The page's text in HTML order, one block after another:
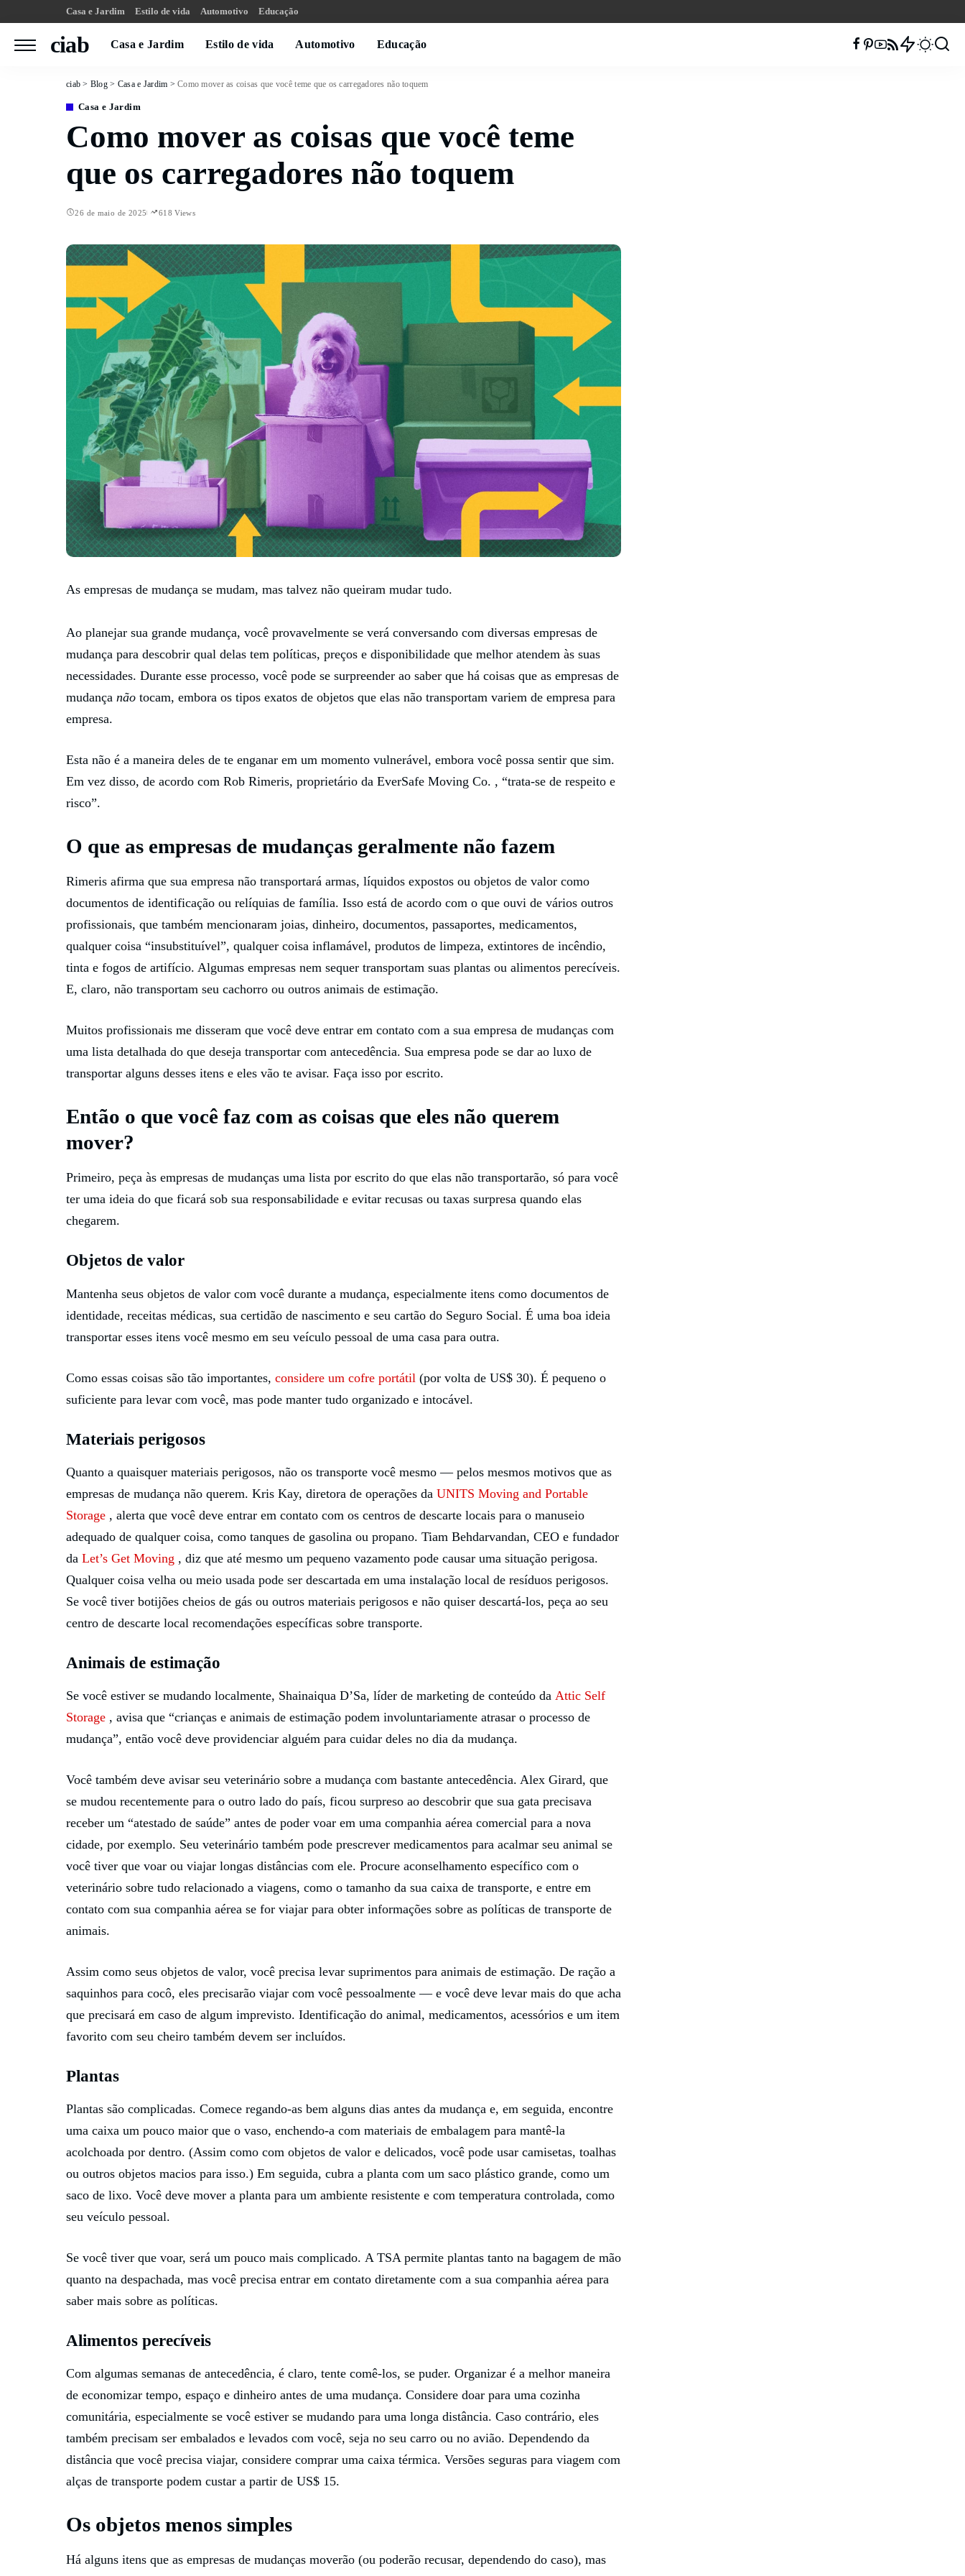
Casa e Jardim Estilo de vida Automotivo Educação
ciab Casa e Jardim Estilo de vida Automotivo Educação
ciab > Blog > Casa e Jardim >Como mover as coisas que você teme que os carregadores não toquem
Casa e Jardim
Como mover as coisas que você teme
que os carregadores não toquem
26 de maio de 2025 618 Views
As empresas de mudança se mudam, mas talvez não queiram mudar tudo.
Ao planejar sua grande mudança, você provavelmente se verá conversando com diversas empresas de
mudança para descobrir qual delas tem políticas, preços e disponibilidade que melhor atendem às suas
necessidades. Durante esse processo, você pode se surpreender ao saber que há coisas que as empresas de
mudança não tocam, embora os tipos exatos de objetos que elas não transportam variem de empresa para
empresa.
Esta não é a maneira deles de te enganar em um momento vulnerável, embora você possa sentir que sim.
Em vez disso, de acordo com Rob Rimeris, proprietário da EverSafe Moving Co. , “trata-se de respeito e
risco”.
O que as empresas de mudanças geralmente não fazem
Rimeris afirma que sua empresa não transportará armas, líquidos expostos ou objetos de valor como
documentos de identificação ou relíquias de família. Isso está de acordo com o que ouvi de vários outros
profissionais, que também mencionaram joias, dinheiro, documentos, passaportes, medicamentos,
qualquer coisa “insubstituível”, qualquer coisa inflamável, produtos de limpeza, extintores de incêndio,
tinta e fogos de artifício. Algumas empresas nem sequer transportam suas plantas ou alimentos perecíveis.
E, claro, não transportam seu cachorro ou outros animais de estimação.
Muitos profissionais me disseram que você deve entrar em contato com a sua empresa de mudanças com
uma lista detalhada do que deseja transportar com antecedência. Sua empresa pode se dar ao luxo de
transportar alguns desses itens e eles vão te avisar. Faça isso por escrito.
Então o que você faz com as coisas que eles não querem
mover?
Primeiro, peça às empresas de mudanças uma lista por escrito do que elas não transportarão, só para você
ter uma ideia do que ficará sob sua responsabilidade e evitar recusas ou taxas surpresa quando elas
chegarem.
Objetos de valor
Mantenha seus objetos de valor com você durante a mudança, especialmente itens como documentos de
identidade, receitas médicas, sua certidão de nascimento e seu cartão do Seguro Social. É uma boa ideia
transportar esses itens você mesmo em seu veículo pessoal de uma casa para outra.
Como essas coisas são tão importantes, considere um cofre portátil (por volta de US$ 30). É pequeno o
suficiente para levar com você, mas pode manter tudo organizado e intocável.
Materiais perigosos
Quanto a quaisquer materiais perigosos, não os transporte você mesmo — pelos mesmos motivos que as
empresas de mudança não querem. Kris Kay, diretora de operações da UNITS Moving and Portable
Storage , alerta que você deve entrar em contato com os centros de descarte locais para o manuseio
adequado de qualquer coisa, como tanques de gasolina ou propano. Tiam Behdarvandan, CEO e fundador
da Let’s Get Moving , diz que até mesmo um pequeno vazamento pode causar uma situação perigosa.
Qualquer coisa velha ou meio usada pode ser descartada em uma instalação local de resíduos perigosos.
Se você tiver botijões cheios de gás ou outros materiais perigosos e não quiser descartá-los, peça ao seu
centro de descarte local recomendações específicas sobre transporte.
Animais de estimação
Se você estiver se mudando localmente, Shainaiqua D’Sa, líder de marketing de conteúdo da Attic Self
Storage , avisa que “crianças e animais de estimação podem involuntariamente atrasar o processo de
mudança”, então você deve providenciar alguém para cuidar deles no dia da mudança.
Você também deve avisar seu veterinário sobre a mudança com bastante antecedência. Alex Girard, que
se mudou recentemente para o outro lado do país, ficou surpreso ao descobrir que sua gata precisava
receber um “atestado de saúde” antes de poder voar em uma companhia aérea comercial para a nova
cidade, por exemplo. Seu veterinário também pode prescrever medicamentos para acalmar seu animal se
você tiver que voar ou viajar longas distâncias com ele. Procure aconselhamento específico com o
veterinário sobre tudo relacionado a viagens, como o tamanho da sua caixa de transporte, e entre em
contato com sua companhia aérea se for viajar para obter informações sobre as políticas de transporte de
animais.
Assim como seus objetos de valor, você precisa levar suprimentos para animais de estimação. De ração a
saquinhos para cocô, eles precisarão viajar com você pessoalmente — e você deve levar mais do que acha
que precisará em caso de algum imprevisto. Identificação do animal, medicamentos, acessórios e um item
favorito com seu cheiro também devem ser incluídos.
Plantas
Plantas são complicadas. Comece regando-as bem alguns dias antes da mudança e, em seguida, encontre
uma caixa um pouco maior que o vaso, enchendo-a com materiais de embalagem para mantê-la
acolchoada por dentro. (Assim como com objetos de valor e delicados, você pode usar camisetas, toalhas
ou outros objetos macios para isso.) Em seguida, cubra a planta com um saco plástico grande, como um
saco de lixo. Você deve mover a planta para um ambiente resistente e com temperatura controlada, como
seu veículo pessoal.
Se você tiver que voar, será um pouco mais complicado. A TSA permite plantas tanto na bagagem de mão
quanto na despachada, mas você precisa entrar em contato diretamente com a sua companhia aérea para
saber mais sobre as políticas.
Alimentos perecíveis
Com algumas semanas de antecedência, é claro, tente comê-los, se puder. Organizar é a melhor maneira
de economizar tempo, espaço e dinheiro antes de uma mudança. Considere doar para uma cozinha
comunitária, especialmente se você estiver se mudando para uma longa distância. Caso contrário, eles
também precisam ser embalados e levados com você, seja no seu carro ou no avião. Dependendo da
distância que você precisa viajar, considere comprar uma caixa térmica. Versões seguras para viagem com
alças de transporte podem custar a partir de US$ 15.
Os objetos menos simples
Há alguns itens que as empresas de mudanças moverão (ou poderão recusar, dependendo do caso), mas